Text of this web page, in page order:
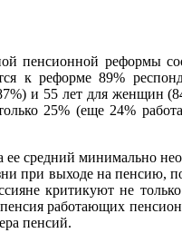
пенсионной реформы
к реформе 89%
и 55 лет для женщин
25% (еще 24%
ее средний минимально
при выходе на пенсию,
критикуют не
работающих
пенсий.